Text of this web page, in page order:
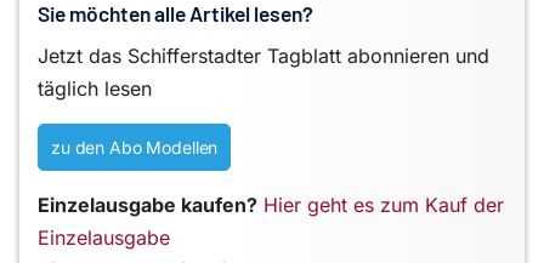
Sie möchten alle Artikel lesen?
Jetzt das Schifferstadter Tagblatt abonnieren und
täglich lesen
zu den Abo Modellen
Einzelausgabe kaufen? Hier geht es zum Kauf der
Einzelausgabe